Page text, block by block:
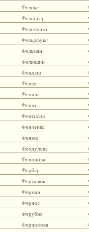
Феликс
Фелингер
Фелоченко
Фельдфукс
Фельман
Фелюшин
Фендаш
Фенёв
Фенина
Фенко
Фентисов
Фенченко
Фенюк
Феодулова
Фепонова
Фербер
Феркалюк
Ферман
Фернос
Ферубко
Фершалова